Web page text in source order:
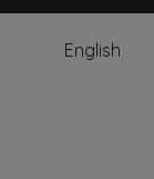
English